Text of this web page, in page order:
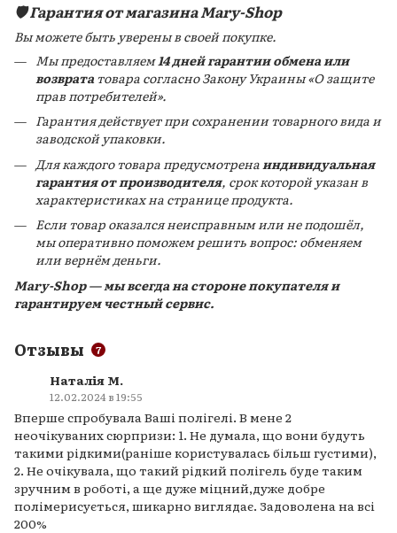
🛡️ Гарантия от магазина Mary-Shop
Вы можете быть уверены в своей покупке.
Мы предоставляем14 дней гарантии обмена или
возврататовара согласно Закону Украины «О защите
прав потребителей».
Гарантия действует при сохранении товарного вида и
заводской упаковки.
Для каждого товара предусмотрена индивидуальная
гарантия от производителя, срок которой указан в
характеристиках на странице продукта.
Если товар оказался неисправным или не подошёл,
мы оперативно поможем решить вопрос: обменяем
или вернём деньги.
Mary-Shop — мы всегда на стороне покупателя и
гарантируем честный сервис.
Отзывы 7
Наталія М.
12.02.2024 в 19:55
Вперше спробувала Ваші полігелі. В мене 2
неочікуваних сюрпризи: 1. Не думала, що вони будуть
такими рідкими(раніше користувалась більш густими),
2. Не очікувала, що такий рідкий полігель буде таким
зручним в роботі, а ще дуже міцний,дуже добре
полімерисується, шикарно виглядає. Задоволена на всі
200%